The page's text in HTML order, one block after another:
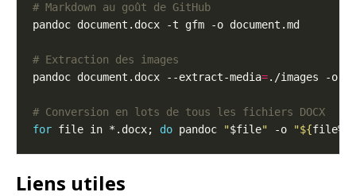
# Markdown au goût de GitHub
# Extraction des images
pandoc document.docx --extract-media=
# Conversion en lots de tous les fichiers DOCX
for file in *.docx; do pandoc "$file" -o "${
Liens utiles